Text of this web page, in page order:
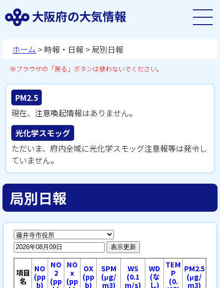
大阪府の大気情報
ホーム > 時報・日報 > 局別日報
※ブラウザの「戻る」ボタンは使わないでください。
PM2.5
現在、注意喚起情報はありません。
光化学スモッグ
ただいま、府内全域に光化学スモッグ注意報等は発令し
ていません。
局別日報
表示更新
項目
名
NO
(pp
b)
NO
2
(pp
NO
x
(pp
OX
(pp
b)
SPM
(μg/
m3)
WS
(0.1
m/s)
WD
(な
し)
TEM
P
(0.
PM2.5
(μg/
m3)